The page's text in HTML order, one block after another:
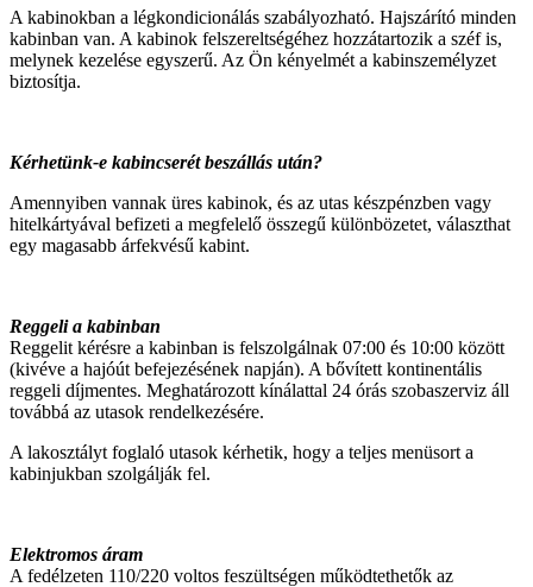
A kabinokban a légkondicionálás szabályozható. Hajszárító minden
kabinban van. A kabinok felszereltségéhez hozzátartozik a széf is,
melynek kezelése egyszerű. Az Ön kényelmét a kabinszemélyzet
biztosítja.
Kérhetünk-e kabincserét beszállás után?
Amennyiben vannak üres kabinok, és az utas készpénzben vagy
hitelkártyával befizeti a megfelelő összegű különbözetet, választhat
egy magasabb árfekvésű kabint.
Reggeli a kabinban
Reggelit kérésre a kabinban is felszolgálnak 07:00 és 10:00 között
(kivéve a hajóút befejezésének napján). A bővített kontinentális
reggeli díjmentes. Meghatározott kínálattal 24 órás szobaszerviz áll
továbbá az utasok rendelkezésére.
A lakosztályt foglaló utasok kérhetik, hogy a teljes menüsort a
kabinjukban szolgálják fel.
Elektromos áram
A fedélzeten 110/220 voltos feszültségen működtethetők az